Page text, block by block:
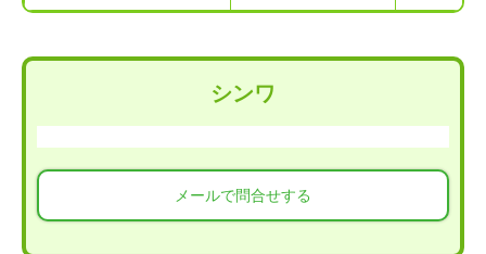
シンワ
メールで問合せする